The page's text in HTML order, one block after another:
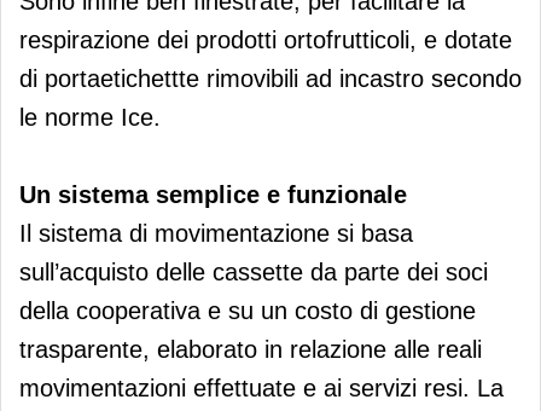
respirazione dei prodotti ortofrutticoli, e dotate
di portaetichettte rimovibili ad incastro secondo
le norme Ice.
Un sistema semplice e funzionale
Il sistema di movimentazione si basa
sull’acquisto delle cassette da parte dei soci
della cooperativa e su un costo di gestione
trasparente, elaborato in relazione alle reali
movimentazioni effettuate e ai servizi resi. La